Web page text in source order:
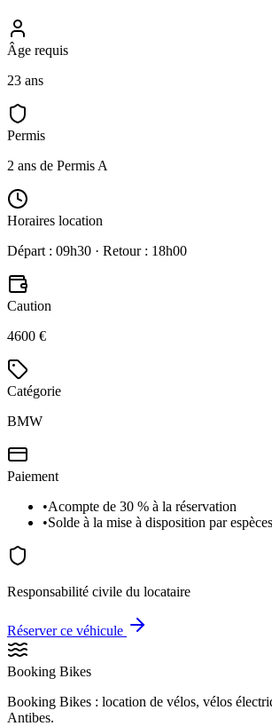
Âge requis
23 ans
Permis
2 ans de Permis A
Horaires location
Départ : 09h30 · Retour : 18h00
Caution
4600 €
Catégorie
BMW
Paiement
•Acompte de 30 % à la réservation
•Solde à la mise à disposition par
Responsabilité civile du locataire
Réserver ce véhicule
Booking Bikes
Booking Bikes : location de vélos, vélos
Antibes.